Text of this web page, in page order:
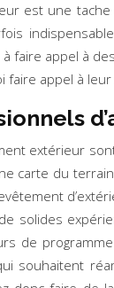
est une
à faire appel à
appel à leur
extérieur
carte du
solides
de
souhaitent